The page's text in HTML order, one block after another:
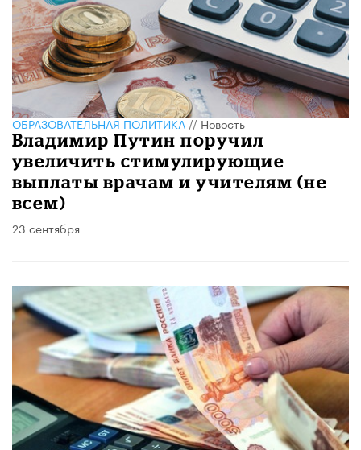
ОБРАЗОВАТЕЛЬНАЯ ПОЛИТИКА//Новость
Владимир Путин поручил
увеличить стимулирующие
выплаты врачам и учителям (не
всем)
23 сентября